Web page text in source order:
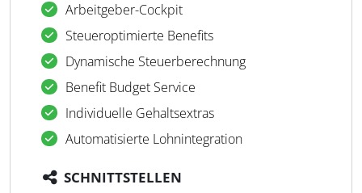
Arbeitgeber-Cockpit
Steueroptimierte Benefits
Dynamische Steuerberechnung
Benefit Budget Service
Individuelle Gehaltsextras
Automatisierte Lohnintegration
SCHNITTSTELLEN